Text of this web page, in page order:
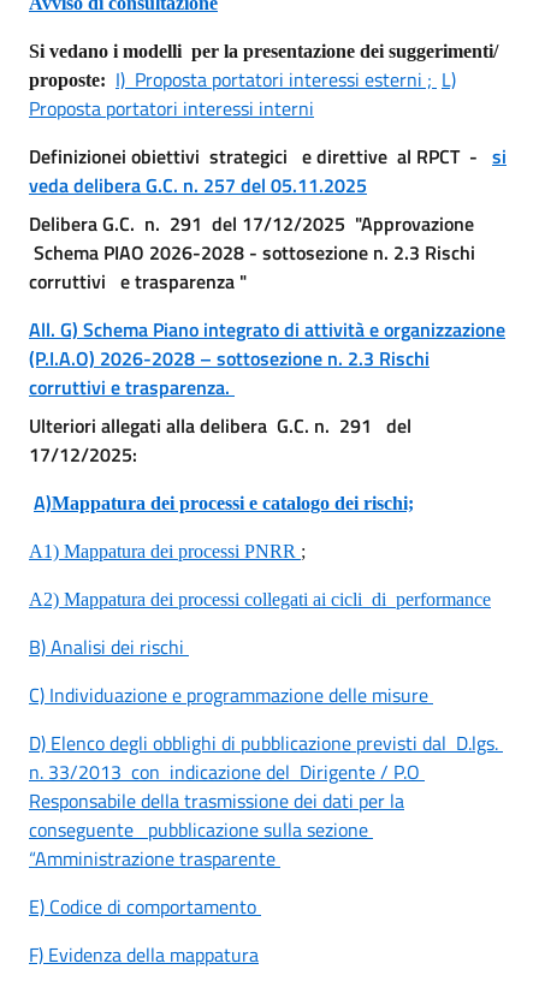
Si vedano i modelli per la presentazione dei suggerimenti/
proposte: I) Proposta portatori interessi esterni ; L)
Proposta portatori interessi interni
Definizionei obiettivi strategici e direttive al RPCT - si
veda delibera G.C. n. 257 del 05.11.2025
Delibera G.C. n. 291 del 17/12/2025 "Approvazione
Schema PIAO 2026-2028 - sottosezione n. 2.3 Rischi
corruttivi e trasparenza "
All. G) Schema Piano integrato di attività e organizzazione
(P.I.A.O) 2026-2028 – sottosezione n. 2.3 Rischi
corruttivi e trasparenza.
Ulteriori allegati alla delibera G.C. n. 291 del
17/12/2025:
A)Mappatura dei processi e catalogo dei rischi;
A1) Mappatura dei processi PNRR ;
A2) Mappatura dei processi collegati ai cicli di performance
B) Analisi dei rischi
C) Individuazione e programmazione delle misure
D) Elenco degli obblighi di pubblicazione previsti dal D.lgs.
n. 33/2013 con indicazione del Dirigente / P.O
Responsabile della trasmissione dei dati per la
conseguente pubblicazione sulla sezione
“Amministrazione trasparente
E) Codice di comportamento
F) Evidenza della mappatura